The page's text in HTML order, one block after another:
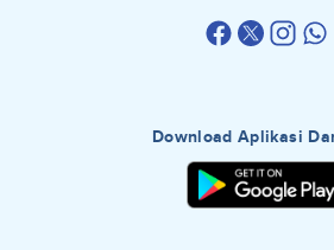
Download Aplikasi